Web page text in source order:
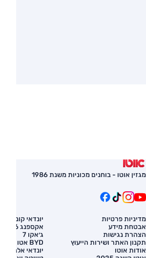
מגזין אוטו - בוחנים מכוניות משנת 1986
מדיניות פרטיות
אבטחת מידע
הצהרת נגישות
תקנון האתר ושירות הייעוץ
אודות אוטו
יונדאי קונה
אקספנג G6
ג׳אקו 7
BYD אטו 3
יונדאי אלנטרה